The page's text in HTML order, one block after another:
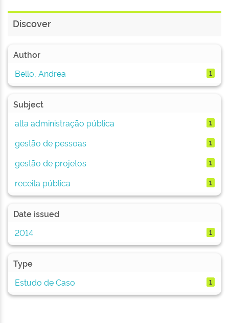
Discover
Author
Bello, Andrea
1
Subject
alta administração pública
1
gestão de pessoas 1
gestão de projetos 1
receita pública 1
Date issued
2014
1
Type
Estudo de Caso
1